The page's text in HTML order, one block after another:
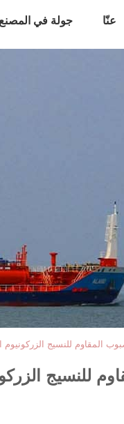
عنّا جولة في المصنع
المقاوم للنسيج
للنسيج